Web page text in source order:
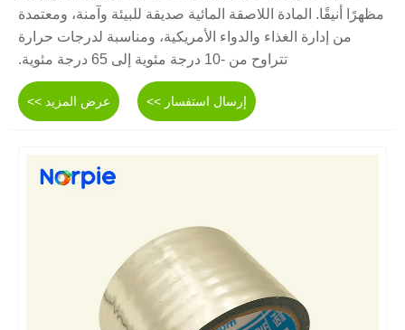
مظهرًا أنيقًا. المادة اللاصقة المائية صديقة للبيئة وآمنة، ومعتمدة
من إدارة الغذاء والدواء الأمريكية، ومناسبة لدرجات حرارة
تتراوح من -10 درجة مئوية إلى 65 درجة مئوية.
عرض المزيد >> إرسال استفسار >>